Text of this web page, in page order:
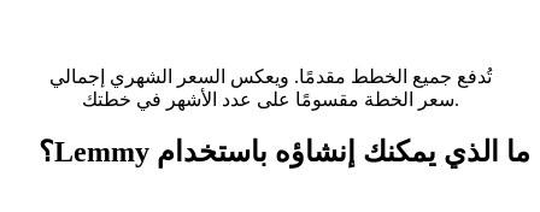
تُدفع جميع الخطط مقدمًا. ويعكس السعر الشهري إجمالي
سعر الخطة مقسومًا على عدد الأشهر في خطتك.
ما الذي يمكنك إنشاؤه باستخدام Lemmy؟